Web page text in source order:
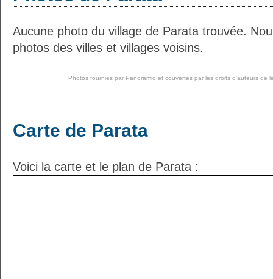
Aucune photo du village de Parata trouvée.
photos des villes et villages voisins.
Photos fournies par Panoramio et couvertes par les droits d'auteurs de
Carte de Parata
Voici la carte et le plan de Parata :